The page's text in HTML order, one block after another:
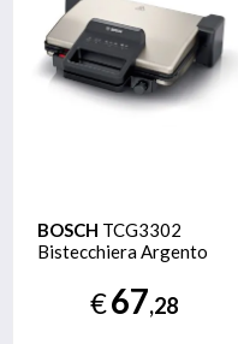
BOSCH TCG3302
Bistecchiera Argento
€67,28